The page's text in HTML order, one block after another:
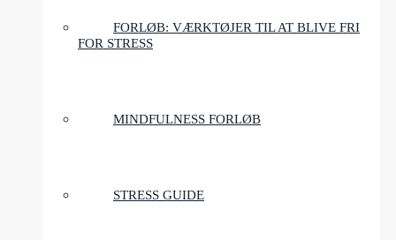
FORLØB: VÆRKTØJER TIL AT BLIVE FRI
FOR STRESS
MINDFULNESS FORLØB
STRESS GUIDE